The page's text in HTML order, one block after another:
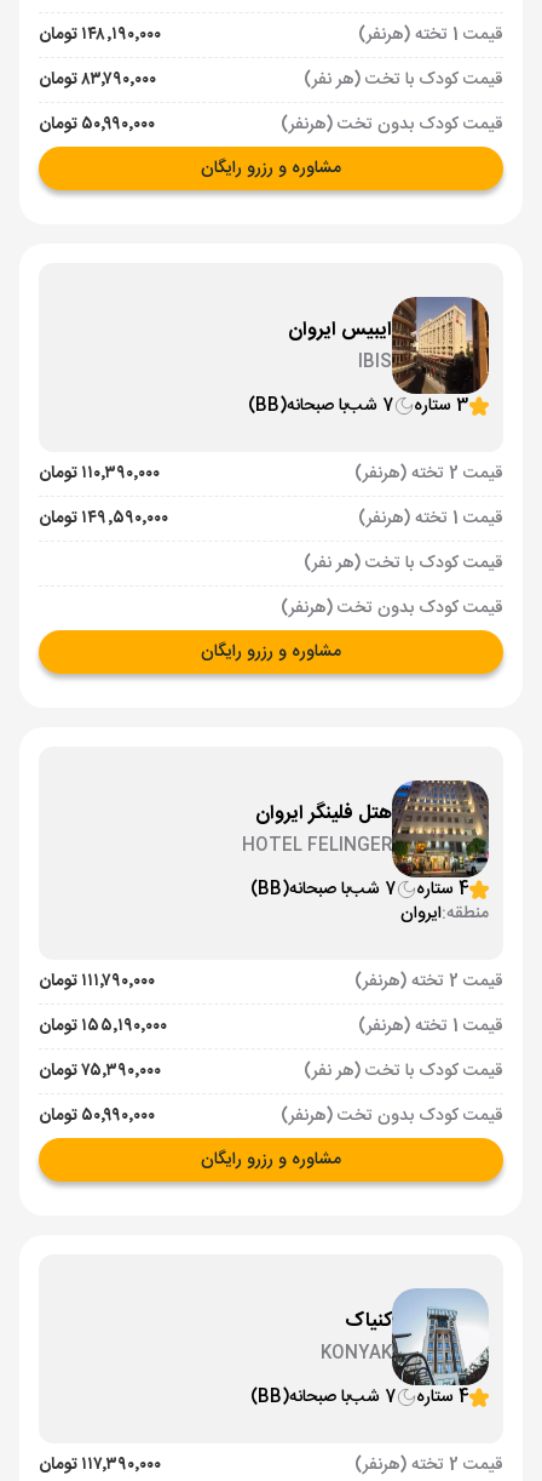
قیمت 1 تخته (هرنفر)
۱۴۸٬۱۹۰٬۰۰۰ تومان
قیمت کودک با تخت (هر نفر)
۸۳٬۷۹۰٬۰۰۰ تومان
قیمت کودک بدون تخت (هرنفر)
۵۰٬۹۹۰٬۰۰۰ تومان
مشاوره و رزرو رایگان
ایبیس ایروان
IBIS
3 ستاره
7 شب با صبحانه(BB)
قیمت 2 تخته (هرنفر)
۱۱۰٬۳۹۰٬۰۰۰ تومان
قیمت 1 تخته (هرنفر)
۱۴۹٬۵۹۰٬۰۰۰ تومان
قیمت کودک با تخت (هر نفر)
قیمت کودک بدون تخت (هرنفر)
مشاوره و رزرو رایگان
هتل فلینگر ایروان
HOTEL FELINGER
4 ستاره
7 شب با صبحانه(BB)
منطقه:ایروان
قیمت 2 تخته (هرنفر)
۱۱۱٬۷۹۰٬۰۰۰ تومان
قیمت 1 تخته (هرنفر)
۱۵۵٬۱۹۰٬۰۰۰ تومان
قیمت کودک با تخت (هر نفر)
۷۵٬۳۹۰٬۰۰۰ تومان
قیمت کودک بدون تخت (هرنفر)
۵۰٬۹۹۰٬۰۰۰ تومان
مشاوره و رزرو رایگان
کنیاک
KONYAK
4 ستاره
7 شب با صبحانه(BB)
قیمت 2 تخته (هرنفر)
۱۱۷٬۳۹۰٬۰۰۰ تومان